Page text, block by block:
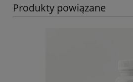
Produkty powiązane